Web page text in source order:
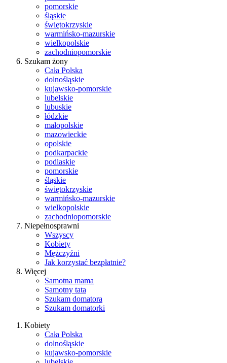
pomorskie
śląskie
świętokrzyskie
warmińsko-mazurskie
wielkopolskie
zachodniopomorskie
Szukam żony
Cała Polska
dolnośląskie
kujawsko-pomorskie
lubelskie
lubuskie
łódzkie
małopolskie
mazowieckie
opolskie
podkarpackie
podlaskie
pomorskie
śląskie
świętokrzyskie
warmińsko-mazurskie
wielkopolskie
zachodniopomorskie
Niepełnosprawni
Wszyscy
Kobiety
Mężczyźni
Jak korzystać bezpłatnie?
Więcej
Samotna mama
Samotny tata
Szukam domatora
Szukam domatorki
Kobiety
Cała Polska
dolnośląskie
kujawsko-pomorskie